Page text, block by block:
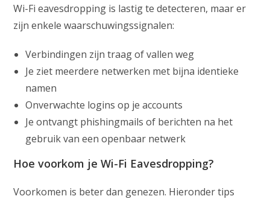
Wi-Fi eavesdropping is lastig te detecteren, maar er
zijn enkele waarschuwingssignalen:
Verbindingen zijn traag of vallen weg
Je ziet meerdere netwerken met bijna identieke
namen
Onverwachte logins op je accounts
Je ontvangt phishingmails of berichten na het
gebruik van een openbaar netwerk
Hoe voorkom je Wi-Fi Eavesdropping?
Voorkomen is beter dan genezen. Hieronder tips